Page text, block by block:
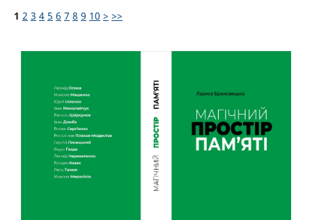
1 2 3 4 5 6 7 8 9 10 > >>